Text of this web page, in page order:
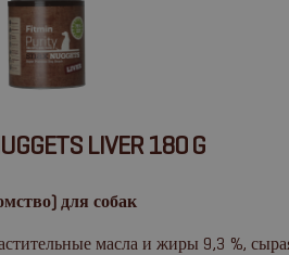
LIVER 180 G
для собак
масла и жиры 9,3 %,